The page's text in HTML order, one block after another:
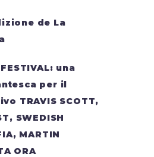
de La
una
per il
TRAVIS SCOTT,
SWEDISH
MARTIN
ORA